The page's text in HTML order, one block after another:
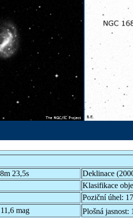
23,5s
Deklinace
Klasifikace
Poziční úhel:
11,6 mag Plošná jasnost: